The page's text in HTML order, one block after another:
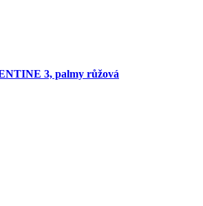
3, palmy růžová